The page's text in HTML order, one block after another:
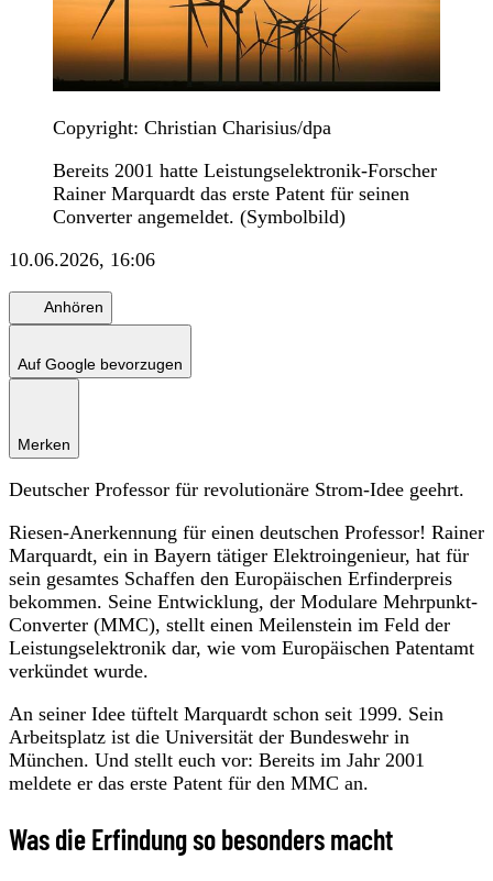
Copyright: Christian Charisius/dpa
Bereits 2001 hatte Leistungselektronik-Forscher
Rainer Marquardt das erste Patent für seinen
Converter angemeldet. (Symbolbild)
10.06.2026, 16:06
Anhören
Auf Google bevorzugen
Merken
Deutscher Professor für revolutionäre Strom-Idee geehrt.
Riesen-Anerkennung für einen deutschen Professor! Rainer
Marquardt, ein in Bayern tätiger Elektroingenieur, hat für
sein gesamtes Schaffen den Europäischen Erfinderpreis
bekommen. Seine Entwicklung, der Modulare Mehrpunkt-
Converter (MMC), stellt einen Meilenstein im Feld der
Leistungselektronik dar, wie vom Europäischen Patentamt
verkündet wurde.
An seiner Idee tüftelt Marquardt schon seit 1999. Sein
Arbeitsplatz ist die Universität der Bundeswehr in
München. Und stellt euch vor: Bereits im Jahr 2001
meldete er das erste Patent für den MMC an.
Was die Erfindung so besonders macht